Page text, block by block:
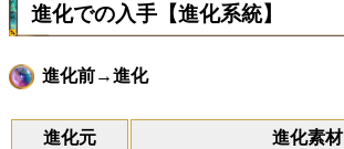
進化での入手【進化系統】
進化前→進化
進化元 進化素材